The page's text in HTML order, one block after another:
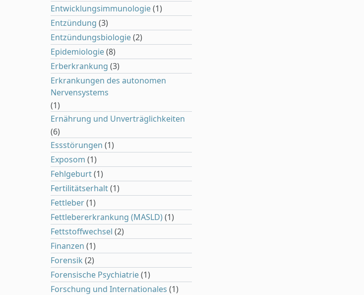
Entwicklungsimmunologie(1)
Entzündung (3)
Entzündungsbiologie(2)
Epidemiologie(8)
Erberkrankung (3)
Erkrankungen des autonomen
Nervensystems
(1)
Ernährung und Unverträglichkeiten
(6)
Essstörungen (1)
Exposom (1)
Fehlgeburt(1)
Fertilitätserhalt(1)
Fettleber(1)
Fettlebererkrankung (MASLD)(1)
Fettstoffwechsel (2)
Finanzen (1)
Forensik (2)
Forensische Psychiatrie(1)
Forschung und Internationales (1)